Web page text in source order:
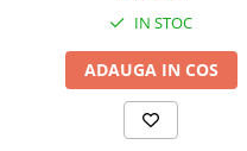
Chitare clasice
IN STOC
ADAUGA IN COS